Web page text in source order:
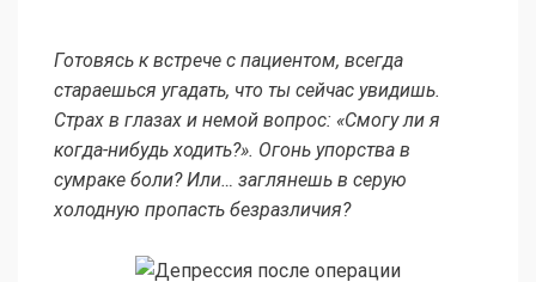
Готовясь к встрече с пациентом, всегда
стараешься угадать, что ты сейчас увидишь.
Страх в глазах и немой вопрос: «Смогу ли я
когда-нибудь ходить?». Огонь упорства в
сумраке боли? Или… заглянешь в серую
холодную пропасть безразличия?